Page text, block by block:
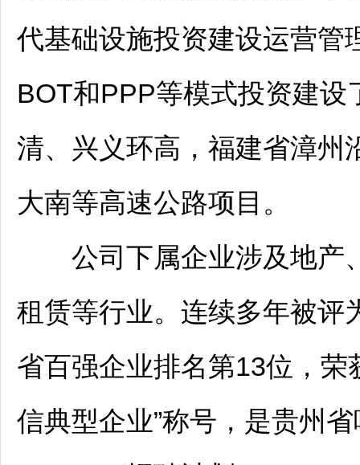
代基础设施投资建设运营管
BOT和PPP等模式投资建
清、 兴义环高，福建省漳州
大南等高速公路项目。
公司下属企业涉及地产
租赁等行业。连续多年被评
省百强企业排名第13位，荣
信典型企业”称号，是贵州